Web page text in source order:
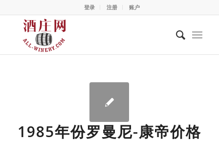
登录 注册 账户
1985年份罗曼尼-康帝价格